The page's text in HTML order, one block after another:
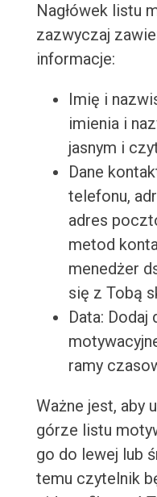
Nagłówek listu
zazwyczaj
informacje:
Imię i
imienia i
jasnym i
Dane
telefonu,
adres
metod
menedżer
się z Tobą
Data: Dodaj
ramy
Ważne jest, aby
górze listu
go do lewej lub
temu czytelnik